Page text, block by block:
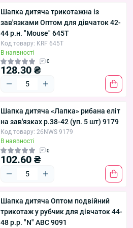
Шапка дитяча трикотажна із
зав'язками Оптом для дівчаток 42-
44 р.н. "Mouse" 645T
Код товару: KRF 645T
В наявності
0
128.30 ₴
Шапка дитяча «Лапка» рибана еліт
на зав'язках р.38-42 (уп. 5 шт) 9179
Код товару: 26NWS 9179
В наявності
0
102.60 ₴
Шапка дитяча Оптом подвійний
трикотаж у рубчик для дівчаток 44-
48 р.р. "N" ABC 9091